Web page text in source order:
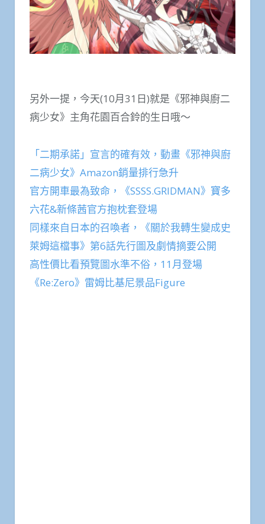
另外一提，今天(10月31日)就是《邪神與廚二
病少女》主角花園百合鈴的生日哦～
「二期承諾」宣言的確有效，動畫《邪神與廚
二病少女》Amazon銷量排行急升
官方開車最為致命，《SSSS.GRIDMAN》寶多
六花&新條茜官方抱枕套登場
同樣來自日本的召喚者，《關於我轉生變成史
萊姆這檔事》第6話先行圖及劇情摘要公開
高性價比看預覽圖水準不俗，11月登場
《Re:Zero》雷姆比基尼景品Figure